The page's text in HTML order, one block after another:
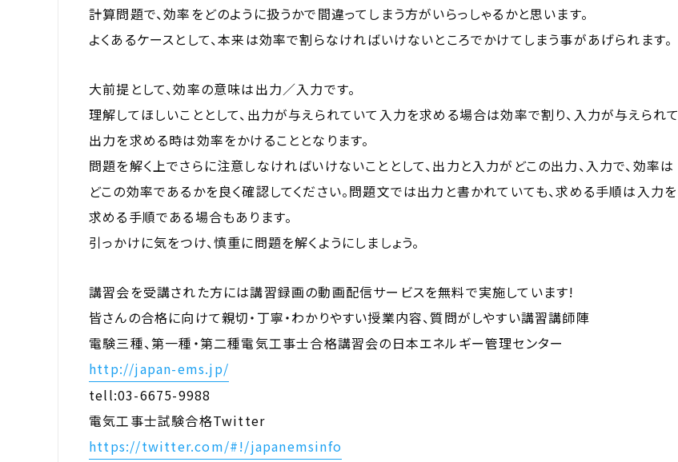
計算問題で、効率をどのように扱うかで間違ってしまう方がいらっしゃるかと思います。
よくあるケースとして、本来は効率で割らなければいけないところでかけてしまう事があげられます。
大前提として、効率の意味は出力／入力です。
理解してほしいこととして、出力が与えられていて入力を求める場合は効率で割り、入力が与えられて
出力を求める時は効率をかけることとなります。
問題を解く上でさらに注意しなければいけないこととして、出力と入力がどこの出力、入力で、効率は
どこの効率であるかを良く確認してください。問題文では出力と書かれていても、求める手順は入力を
求める手順である場合もあります。
引っかけに気をつけ、慎重に問題を解くようにしましょう。
講習会を受講された方には講習録画の動画配信サービスを無料で実施しています!
皆さんの合格に向けて親切・丁寧・わかりやすい授業内容、質問がしやすい講習講師陣
電験三種、第一種・第二種電気工事士合格講習会の日本エネルギー管理センター
http://japan-ems.jp/
tell:03-6675-9988
電気工事士試験合格Twitter
https://twitter.com/#!/japanemsinfo